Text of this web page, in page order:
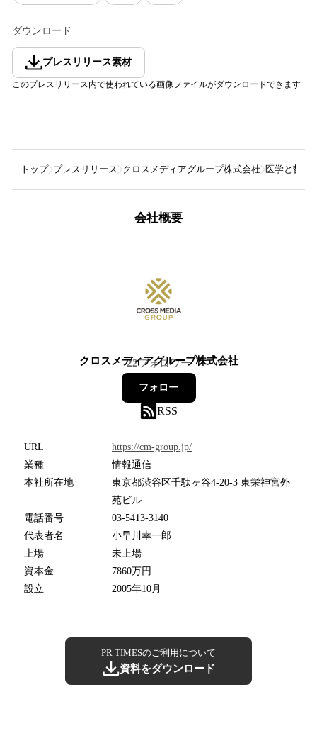
ダウンロード
プレスリリース素材
このプレスリリース内で使われている画像ファイルがダウンロードできます
トップ プレスリリース クロスメディアグループ株式会社 医学と哲学
会社概要
クロスメディアグループ株式会社
22フォロワー
フォロー
RSS
URL
https://cm-group.jp/
業種
情報通信
本社所在地
東京都渋谷区千駄ヶ谷4-20-3 東栄神宮外
苑ビル
電話番号
03-5413-3140
代表者名
小早川幸一郎
上場
未上場
資本金
7860万円
設立
2005年10月
PR TIMESのご利用について
資料をダウンロード